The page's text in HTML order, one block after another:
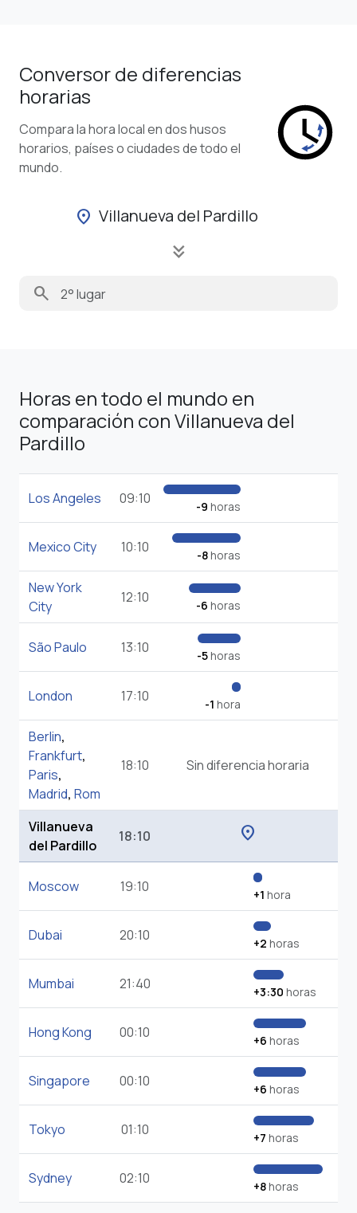
Conversor de diferencias
horarias
Compara la hora local en dos husos
horarios, países o ciudades de todo el
mundo.
location_on Villanueva del Pardillo
keyboard_double_arrow_down
search
Horas en todo el mundo en
comparación con Villanueva del
Pardillo
Los Angeles 09:10 -9 horas
Mexico City 10:10 -8horas
New York
City
12:10 -6 horas
São Paulo 13:10 -5horas
London 17:10 -1 hora
Berlin,
Frankfurt,
Paris,
Madrid, Rom
18:10 Sin diferencia horaria
Villanueva
del Pardillo
18:10 location_on
Moscow 19:10 +1 hora
Dubai 20:10 +2 horas
Mumbai 21:40 +3:30 horas
Hong Kong 00:10 +6 horas
Singapore 00:10 +6 horas
Tokyo 01:10 +7 horas
Sydney 02:10 +8horas